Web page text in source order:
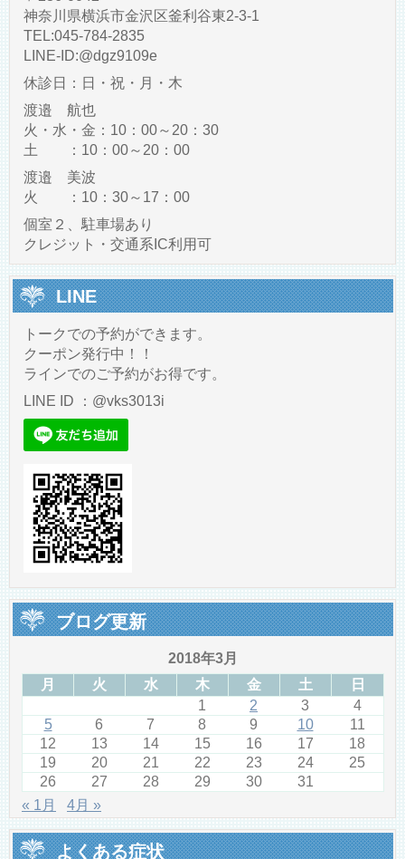
神奈川県横浜市金沢区釜利谷東2-3-1
TEL:045-784-2835
LINE‐ID:@dgz9109e
休診日：日・祝・月・木
渡邉 航也
火・水・金：10：00～20：30
土 ：10：00～20：00
渡邉 美波
火 ：10：30～17：00
個室２、駐車場あり
クレジット・交通系IC利用可
LINE
トークでの予約ができます。
クーポン発行中！！
ラインでのご予約がお得です。
LINE ID ：@vks3013i
ブログ更新
2018年3月
月
火 水 木 金 土
日
1
2 3
4
5
6 7 8 9 10
11
12
13 14 15 16 17
18
19
20 21 22 23 24
25
26
27 28 29 30
31
« 1月
4月 »
よくある症状